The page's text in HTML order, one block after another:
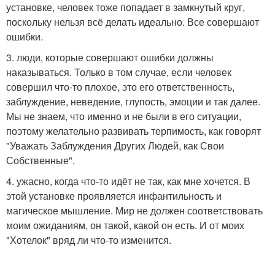
установке, человек тоже попадает в замкнутый круг,
поскольку нельзя всё делать идеально. Все совершают
ошибки.
3. люди, которые совершают ошибки должны
наказываться. Только в том случае, если человек
совершил что-то плохое, это его ответственность,
заблуждение, неведение, глупость, эмоции и так далее.
Мы не знаем, что именно и не были в его ситуации,
поэтому желательно развивать терпимость, как говорят
"Уважать Заблуждения Других Людей, как Свои
Собственные".
4. ужасно, когда что-то идёт не так, как мне хочется. В
этой установке проявляется инфантильность и
магическое мышление. Мир не должен соответствовать
моим ожиданиям, он такой, какой он есть. И от моих
"Хотелок" вряд ли что-то изменится.